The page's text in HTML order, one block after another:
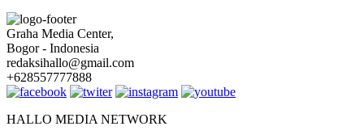
Graha Media Center,
Bogor - Indonesia
redaksihallo@gmail.com
+628557777888
HALLO MEDIA NETWORK